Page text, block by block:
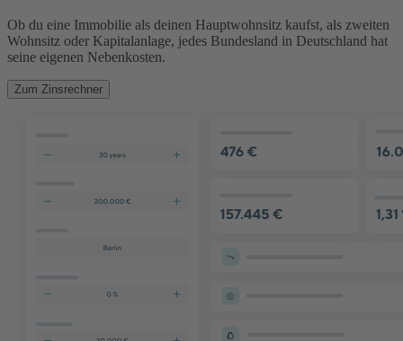
Ob du eine Immobilie als deinen Hauptwohnsitz kaufst, als zweiten
Wohnsitz oder Kapitalanlage, jedes Bundesland in Deutschland hat
seine eigenen Nebenkosten.
Zum Zinsrechner